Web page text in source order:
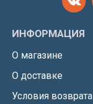
ИНФОРМАЦИЯ
О магазине
О доставке
Условия возврата